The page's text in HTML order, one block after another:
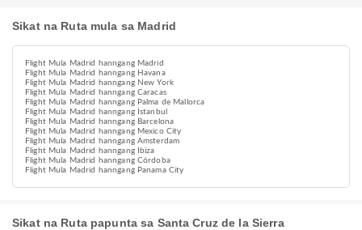
Sikat na Ruta mula sa Madrid
Flight Mula Madrid hanngang Madrid
Flight Mula Madrid hanngang Havana
Flight Mula Madrid hanngang New York
Flight Mula Madrid hanngang Caracas
Flight Mula Madrid hanngang Palma de Mallorca
Flight Mula Madrid hanngang İstanbul
Flight Mula Madrid hanngang Barcelona
Flight Mula Madrid hanngang Mexico City
Flight Mula Madrid hanngang Amsterdam
Flight Mula Madrid hanngang Ibiza
Flight Mula Madrid hanngang Córdoba
Flight Mula Madrid hanngang Panama City
Sikat na Ruta papunta sa Santa Cruz de la Sierra